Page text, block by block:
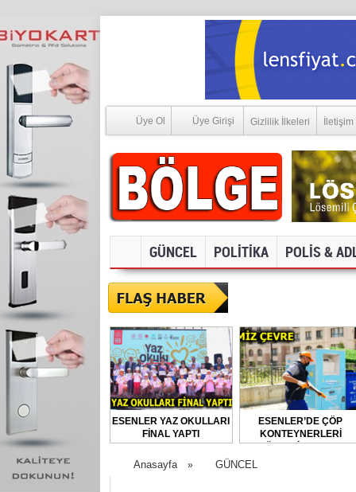
Üye Ol Üye Girişi Gizlilik İlkeleri İletişim
GÜNCEL POLİTİKA POLİS &
ESENLER YAZ OKULLARI
FİNAL YAPTI
ESENLER’DE ÇÖP
KONTEYNERLERİ
DÜZENLİ OLARAK
DEZENFEKTE EDİLİYOR
Anasayfa » GÜNCEL